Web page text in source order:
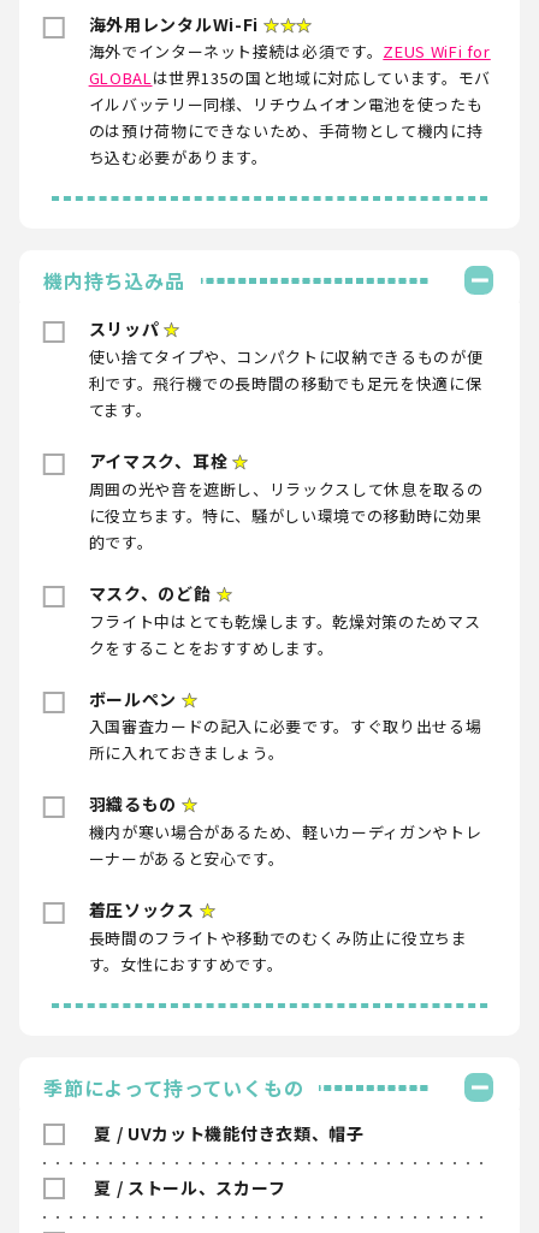
海外用レンタルWi-Fi ★★★
海外でインターネット接続は必須です。 ZEUS WiFi for
GLOBALは世界135の国と地域に対応しています。モバ
イルバッテリー同様、リチウムイオン電池を使ったも
のは預け荷物にできないため、手荷物として機内に持
ち込む必要があります。
機内持ち込み品
スリッパ ★
使い捨てタイプや、コンパクトに収納できるものが便
利です。飛行機での長時間の移動でも足元を快適に保
てます。
アイマスク、耳栓 ★
周囲の光や音を遮断し、リラックスして休息を取るの
に役立ちます。特に、騒がしい環境での移動時に効果
的です。
マスク、のど飴 ★
フライト中はとても乾燥します。乾燥対策のためマス
クをすることをおすすめします。
ボールペン ★
入国審査カードの記入に必要です。すぐ取り出せる場
所に入れておきましょう。
羽織るもの ★
機内が寒い場合があるため、軽いカーディガンやトレ
ーナーがあると安心です。
着圧ソックス ★
長時間のフライトや移動でのむくみ防止に役立ちま
す。女性におすすめです。
季節によって持っていくもの
夏 / UVカット機能付き衣類、帽子
夏 / ストール、スカーフ